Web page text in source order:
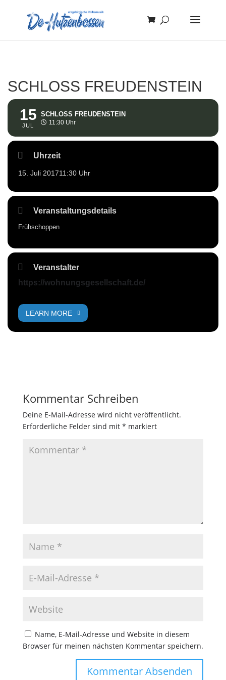
SCHLOSS FREUDENSTEIN
15
JUL
SCHLOSS FREUDENSTEIN
11:30 Uhr
Uhrzeit
15. Juli 201711:30 Uhr
Veranstaltungsdetails
Frühschoppen
Veranstalter
https://wohnungsgesellschaft.de/
LEARN MORE
Kommentar Schreiben
Deine E-Mail-Adresse wird nicht veröffentlicht.
Erforderliche Felder sind mit * markiert
Name, E-Mail-Adresse und Website in diesem
Browser für meinen nächsten Kommentar speichern.